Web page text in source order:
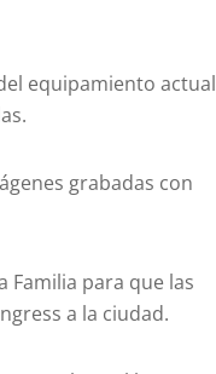
equipamiento actual
grabadas con
Familia para que las
a la ciudad.